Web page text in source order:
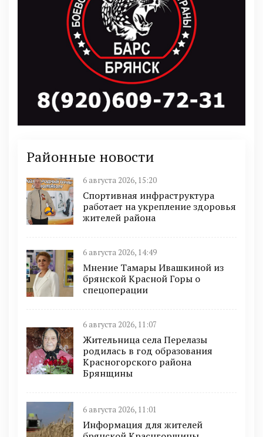
Районные новости
6 августа 2026, 15:20
Спортивная инфраструктура
работает на укрепление здоровья
жителей района
6 августа 2026, 14:49
Мнение Тамары Ивашкиной из
брянской Красной Горы о
спецоперации
6 августа 2026, 11:07
Жительница села Перелазы
родилась в год образования
Красногорского района
Брянщины
6 августа 2026, 11:01
Информация для жителей